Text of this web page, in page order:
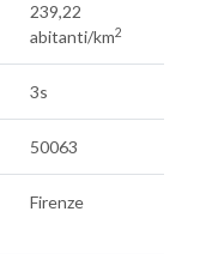
239,22
abitanti/km2
3s
50063
Firenze